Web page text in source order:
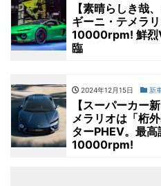
【素晴らしき哉
ギーニ・テメラ
10000rpm! 鮮烈
臨
2024年12月15日 新
【スーパーカー
メラリオは「桁
ターPHEV。最
10000rpm!